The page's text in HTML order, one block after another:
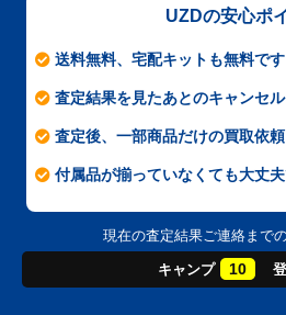
UZDの安心ポ
送料無料、宅配キットも無料です
査定結果を見たあとのキャンセ
査定後、一部商品だけの買取依
付属品が揃っていなくても大丈
現在の査定結果ご連絡まで
キャンプ 10